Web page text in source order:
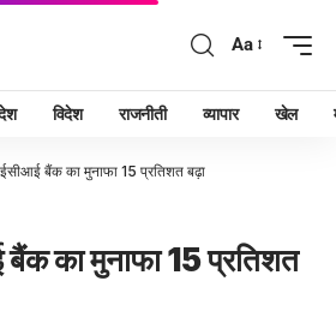
Aa
विदेश राजनीती व्यापार खेल
बैंक का मुनाफा 15 प्रतिशत बढ़ा
का मुनाफा 15 प्रतिशत